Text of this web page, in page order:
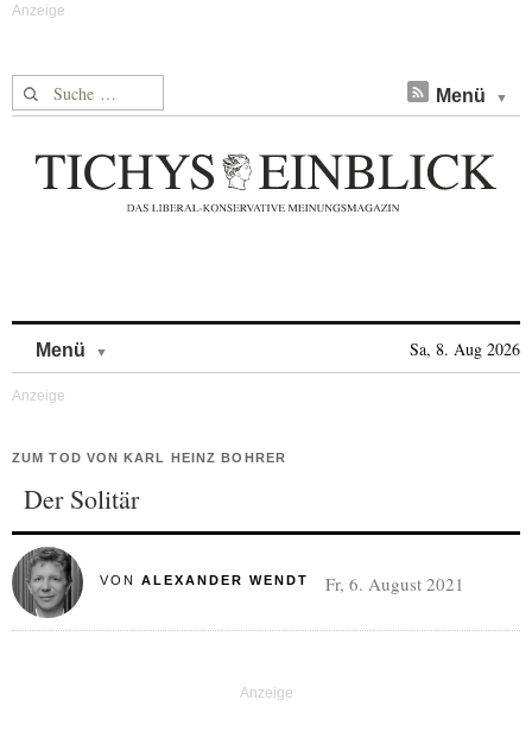
Suche nach: Menü
Menü Sa, 8. Aug 2026
ZUM TOD VON KARL HEINZ BOHRER
Der Solitär
VON ALEXANDER WENDT Fr, 6. August 2021